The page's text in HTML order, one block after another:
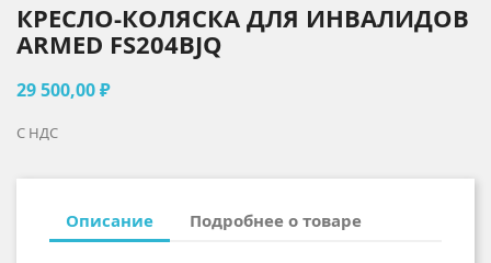
КРЕСЛО-КОЛЯСКА ДЛЯ ИНВАЛИДОВ
ARMED FS204BJQ
29 500,00 ₽
С НДС
Описание Подробнее о товаре